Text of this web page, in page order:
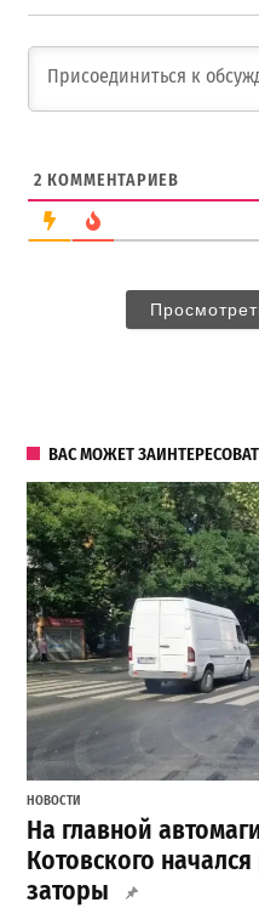
2 КОММЕНТАРИЕВ
ВАС МОЖЕТ
НОВОСТИ
На главной
Котовского
заторы